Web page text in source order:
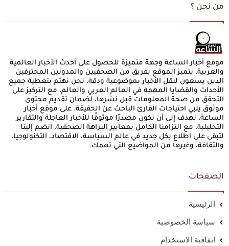
من نحن ؟
موقع أخبار الساعة وجهة متميزة للحصول على أحدث الأخبار العالمية
والعربية. يتميز الموقع بفريق من الصحفيين والمدونين المحترفين
الذين يسعون لنقل الأخبار بموضوعية ودقة. نحن نهتم بتغطية جميع
الأحداث والقضايا المهمة في العالم العربي والعالم، مع التركيز على
التحقق من صحة المعلومات قبل نشرها، لضمان تقديم محتوى
موثوق يلبي احتياجات القارئ الباحث عن الحقيقة. على موقع أخبار
الساعة، نهدف إلى أن نكون مصدرًا موثوقًا للأخبار العاجلة والتقارير
التحليلية، مع التزامنا الكامل بمعايير النزاهة الصحفية. انضم إلينا
لتبقى على اطلاع بكل جديد في عالم السياسة، الاقتصاد، التكنولوجيا،
والثقافة، وغيرها من المواضيع التي تهمك.
الصفحات
الرئيسية
سياسة الخصوصية
اتفاقية الاستخدام